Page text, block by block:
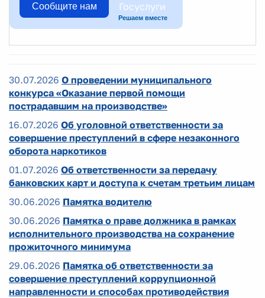
Сообщите нам
Решаем вместе
30.07.2026 О проведении муниципального
конкурса «Оказание первой помощи
пострадавшим на производстве»
16.07.2026 Об уголовной ответственности за
совершение преступлений в сфере незаконного
оборота наркотиков
01.07.2026 Об ответственности за передачу
банковских карт и доступа к счетам третьим лицам
30.06.2026 Памятка водителю
30.06.2026 Памятка о праве должника в рамках
исполнительного производства на сохранение
прожиточного минимума
29.06.2026 Памятка об ответственности за
совершение преступлений коррупционной
направленности и способах противодействия